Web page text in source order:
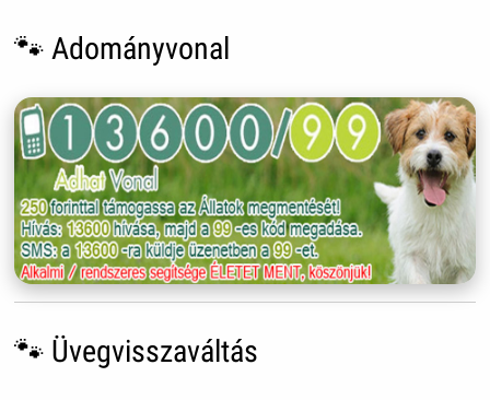
🐾 Adományvonal
🐾 Üvegvisszaváltás